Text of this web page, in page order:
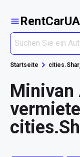
Startseite
Minivan